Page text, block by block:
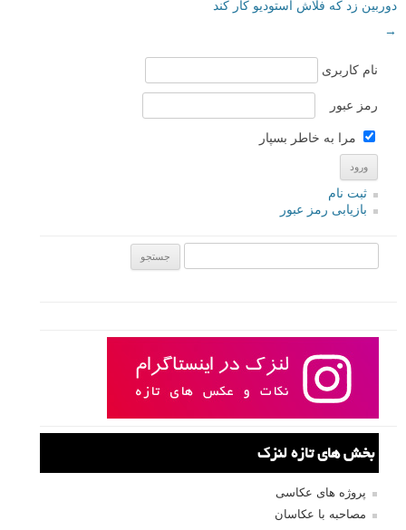
دوربین زد که فلاش استودیو کار کند
→
نام کاربری
رمز عبور
مرا به خاطر بسپار
ثبت نام
بازیابی رمز عبور
بخش های تازه لنزک
پروژه های عکاسی
مصاحبه با عکاسان